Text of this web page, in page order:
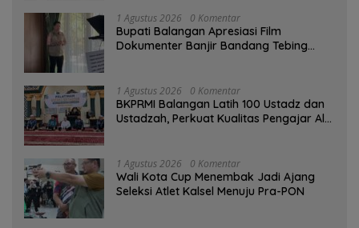
1 Agustus 2026 0 Komentar
Bupati Balangan Apresiasi Film
Dokumenter Banjir Bandang Tebing
1 Agustus 2026 0 Komentar
BKPRMI Balangan Latih 100 Ustadz dan
Ustadzah, Perkuat Kualitas Pengajar Al-
1 Agustus 2026 0 Komentar
Wali Kota Cup Menembak Jadi Ajang
Seleksi Atlet Kalsel Menuju Pra-PON